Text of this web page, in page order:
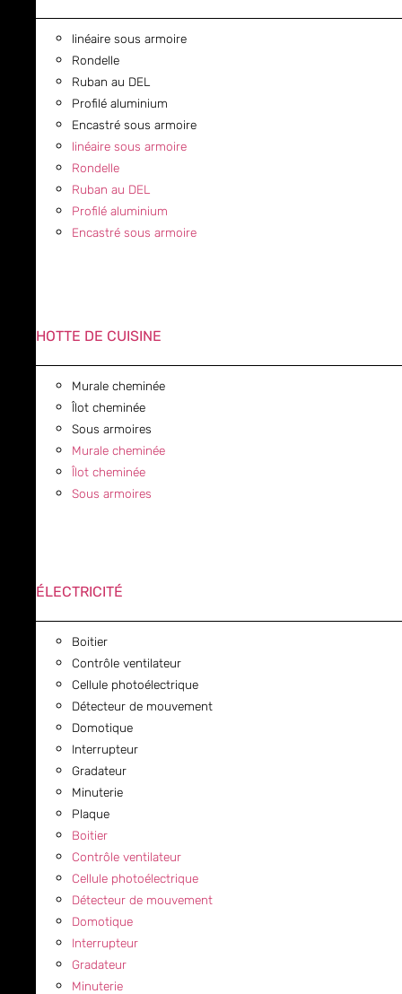
linéaire sous armoire
Rondelle
Ruban au DEL
Profilé aluminium
Encastré sous armoire
linéaire sous armoire
Rondelle
Ruban au DEL
Profilé aluminium
Encastré sous armoire
HOTTE DE CUISINE
Murale cheminée
Îlot cheminée
Sous armoires
Murale cheminée
Îlot cheminée
Sous armoires
ÉLECTRICITÉ
Boitier
Contrôle ventilateur
Cellule photoélectrique
Détecteur de mouvement
Domotique
Interrupteur
Gradateur
Minuterie
Plaque
Boitier
Contrôle ventilateur
Cellule photoélectrique
Détecteur de mouvement
Domotique
Interrupteur
Gradateur
Minuterie